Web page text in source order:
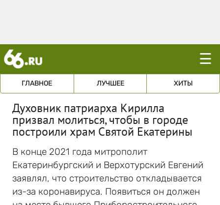
☰
ГЛАВНОЕ ЛУЧШЕЕ ХИТЫ
Духовник патриарха Кирилла
призвал молиться, чтобы в городе
построили храм Святой Екатерины
В конце 2021 года митрополит
Екатеринбургский и Верхотурский Евгений
заявлял, что строительство откладывается
из-за коронавируса. Появиться он должен